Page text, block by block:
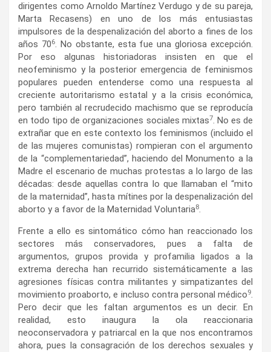
dirigentes como Arnoldo Martínez Verdugo y de su pareja,
Marta Recasens) en uno de los más entusiastas
impulsores de la despenalización del aborto a fines de los
años 706. No obstante, esta fue una gloriosa excepción.
Por eso algunas historiadoras insisten en que el
neofeminismo y la posterior emergencia de feminismos
populares pueden entenderse como una respuesta al
creciente autoritarismo estatal y a la crisis económica,
pero también al recrudecido machismo que se reproducía
en todo tipo de organizaciones sociales mixtas7. No es de
extrañar que en este contexto los feminismos (incluido el
de las mujeres comunistas) rompieran con el argumento
de la “complementariedad”, haciendo del Monumento a la
Madre el escenario de muchas protestas a lo largo de las
décadas: desde aquellas contra lo que llamaban el “mito
de la maternidad”, hasta mítines por la despenalización del
aborto y a favor de la Maternidad Voluntaria8.
Frente a ello es sintomático cómo han reaccionado los
sectores más conservadores, pues a falta de
argumentos, grupos provida y profamilia ligados a la
extrema derecha han recurrido sistemáticamente a las
agresiones físicas contra militantes y simpatizantes del
movimiento proaborto, e incluso contra personal médico9.
Pero decir que les faltan argumentos es un decir. En
realidad, esto inaugura la ola reaccionaria
neoconservadora y patriarcal en la que nos encontramos
ahora, pues la consagración de los derechos sexuales y